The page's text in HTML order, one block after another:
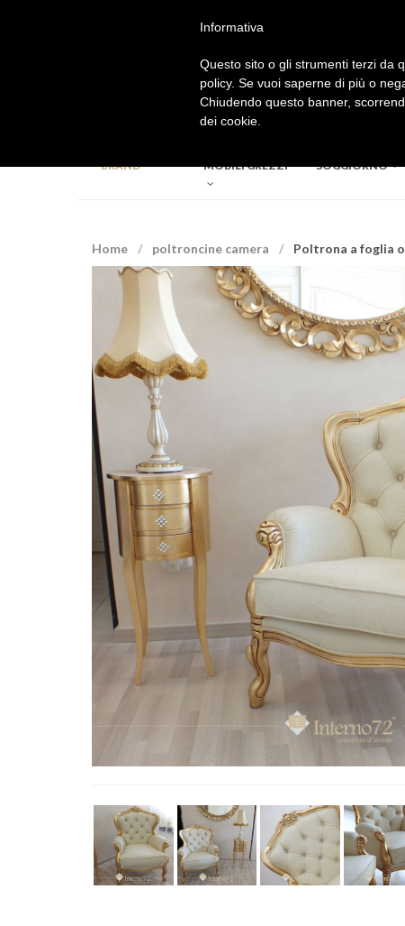
Benvenuto nel
nostro Store
BRAND MOBILI GREZZI SOGGIORNO
Home poltroncine camera Poltrona a foglia
Informativa
Questo sito o gli strumenti terzi da
policy. Se vuoi saperne di più o
Chiudendo questo banner,
dei cookie.